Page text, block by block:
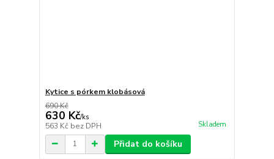
Kytice s pórkem klobásová
690 Kč
630 Kč/ks
563 Kč bez DPH Skladem
Přidat do košíku